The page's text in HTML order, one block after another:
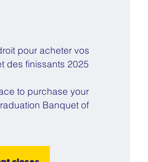
pour acheter vos
des finissants 2025
to purchase your
Banquet of